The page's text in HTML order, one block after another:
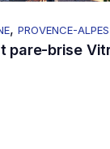
, PROVENCE-
pare-brise